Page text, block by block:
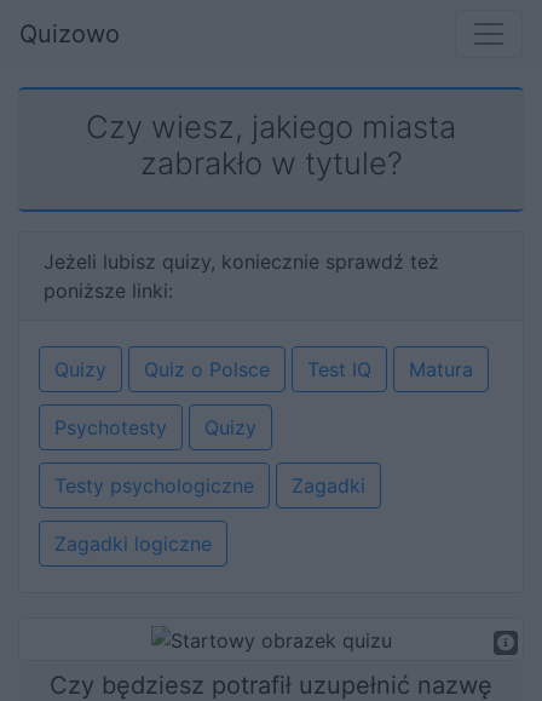
Quizowo
Czy wiesz, jakiego miasta
zabrakło w tytule?
Jeżeli lubisz quizy, koniecznie sprawdź też
poniższe linki:
Quizy Quiz o Polsce Test IQ Matura
Psychotesty Quizy
Testy psychologiczne Zagadki
Zagadki logiczne
Czy będziesz potrafił uzupełnić nazwę